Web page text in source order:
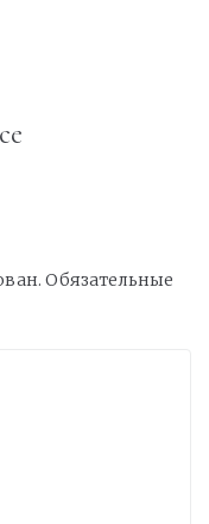
Обязательные